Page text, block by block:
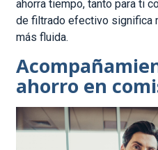
ahorra tiempo, tanto para ti
de filtrado efectivo significa
más fluida.
ahorro en